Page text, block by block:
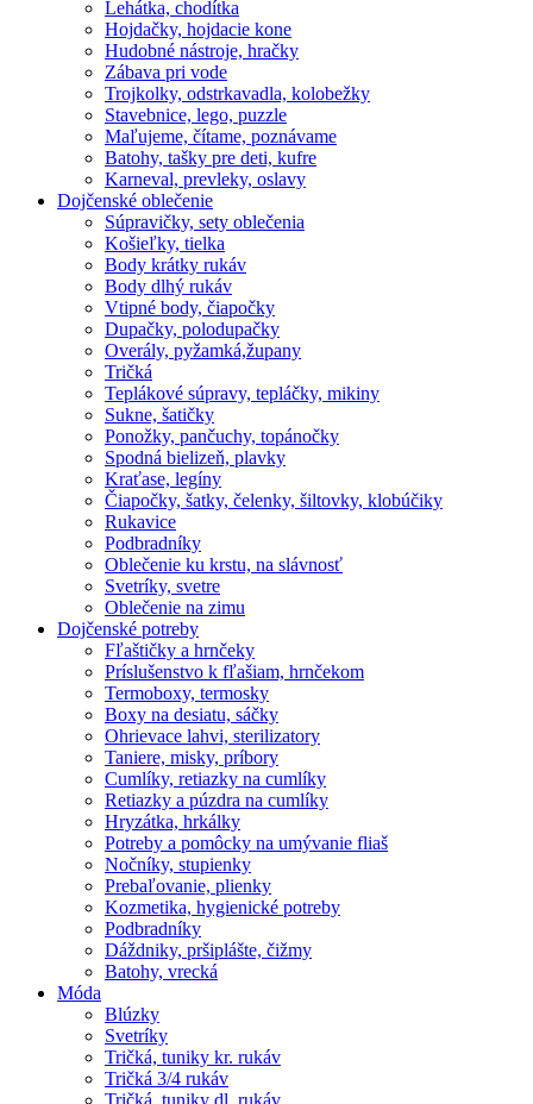
Lehátka, chodítka
Hojdačky, hojdacie kone
Hudobné nástroje, hračky
Zábava pri vode
Trojkolky, odstrkavadla, kolobežky
Stavebnice, lego, puzzle
Maľujeme, čítame, poznávame
Batohy, tašky pre deti, kufre
Karneval, prevleky, oslavy
Dojčenské oblečenie
Súpravičky, sety oblečenia
Košieľky, tielka
Body krátky rukáv
Body dlhý rukáv
Vtipné body, čiapočky
Dupačky, polodupačky
Overály, pyžamká,župany
Tričká
Teplákové súpravy, tepláčky, mikiny
Sukne, šatičky
Ponožky, pančuchy, topánočky
Spodná bielizeň, plavky
Kraťase, legíny
Čiapočky, šatky, čelenky, šiltovky, klobúčiky
Rukavice
Podbradníky
Oblečenie ku krstu, na slávnosť
Svetríky, svetre
Oblečenie na zimu
Dojčenské potreby
Fľaštičky a hrnčeky
Príslušenstvo k fľašiam, hrnčekom
Termoboxy, termosky
Boxy na desiatu, sáčky
Ohrievace lahvi, sterilizatory
Taniere, misky, príbory
Cumlíky, retiazky na cumlíky
Retiazky a púzdra na cumlíky
Hryzátka, hrkálky
Potreby a pomôcky na umývanie fliaš
Nočníky, stupienky
Prebaľovanie, plienky
Kozmetika, hygienické potreby
Podbradníky
Dáždniky, pršiplášte, čižmy
Batohy, vrecká
Móda
Blúzky
Svetríky
Tričká, tuniky kr. rukáv
Tričká 3/4 rukáv
Tričká, tuniky dl. rukáv